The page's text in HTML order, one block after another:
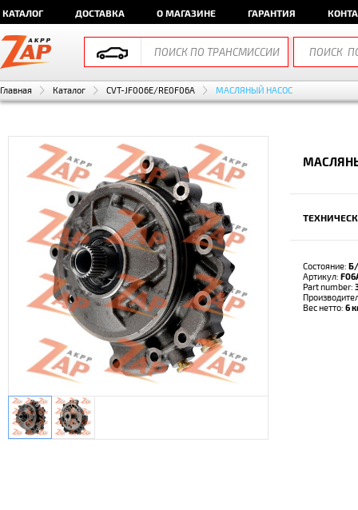
КАТАЛОГ ДОСТАВКА О МАГАЗИНЕ ГАРАНТИЯ
Главная Каталог CVT-JF006E/RE0F06A МАСЛЯНЫЙ НАСОС
Состояние:
Артикул:
Part number:
Вес нетто: 6